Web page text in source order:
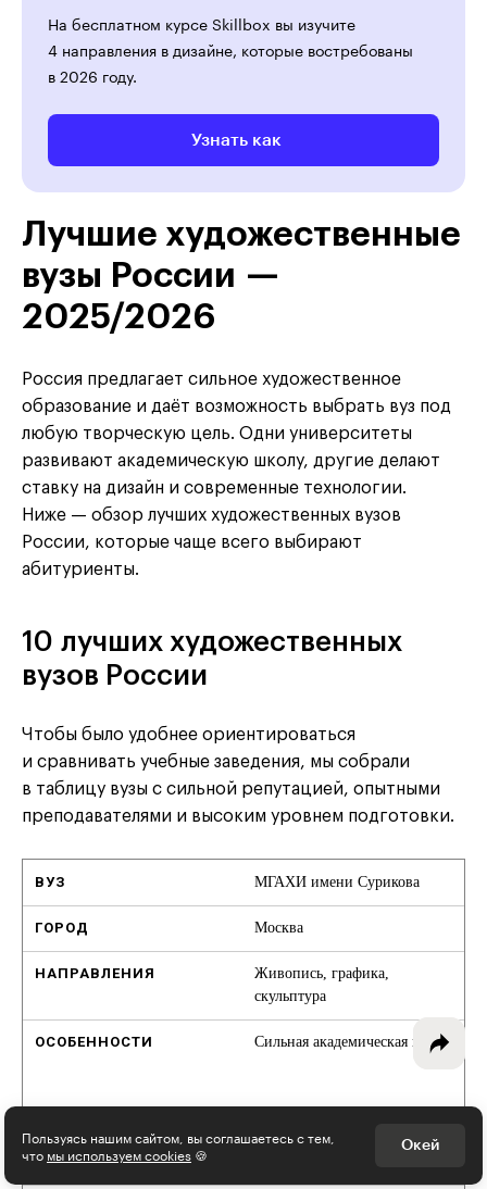
На бесплатном курсе Skillbox вы изучите
4 направления в дизайне, которые востребованы
в 2026 году.
Узнать как
Лучшие художественные
вузы России —
2025/2026
Россия предлагает сильное художественное
образование и даёт возможность выбрать вуз под
любую творческую цель. Одни университеты
развивают академическую школу, другие делают
ставку на дизайн и современные технологии.
Ниже — обзор лучших художественных вузов
России, которые чаще всего выбирают
абитуриенты.
10 лучших художественных
вузов России
Чтобы было удобнее ориентироваться
и сравнивать учебные заведения, мы собрали
в таблицу вузы с сильной репутацией, опытными
преподавателями и высоким уровнем подготовки.
МГАХИ имени Сурикова
Москва
Живопись, графика,
скульптура
Сильная академическая школа
Пользуясь нашим сайтом, вы соглашаетесь с тем,
что мы используем cookies 🍪 Окей
Интересное - на почту!
и получите 5 бесплатных курсов:
Дизайн
Маркетинг